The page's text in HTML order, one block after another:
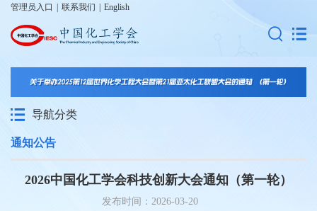
管理员入口 联系我们 English
导航分类
通知公告
2026中国化工学会科技创新大会通知（第一轮）
发布时间：2026-03-20